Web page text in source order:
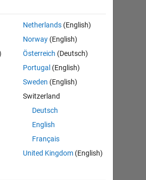
Netherlands (English)
Norway (English)
Österreich (Deutsch)
Portugal (English)
Sweden (English)
Switzerland
Deutsch
English
Français
United Kingdom (English)